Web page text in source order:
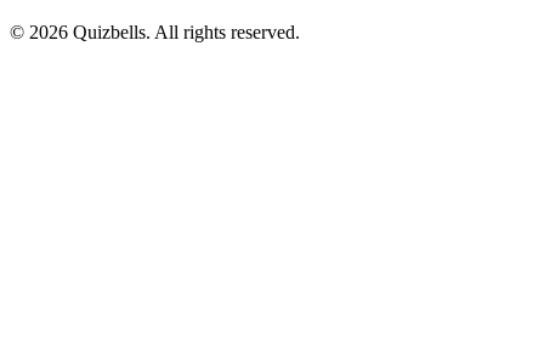
© 2026 Quizbells. All rights reserved.